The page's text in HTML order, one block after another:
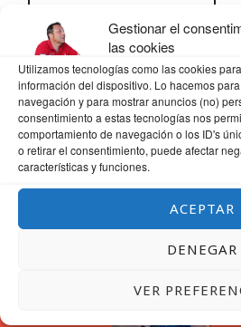
Gestionar el
las cookies
Utilizamos tecnologías como las cookies
información del dispositivo. Lo hacemos
navegación y para mostrar anuncios (no)
consentimiento a estas tecnologías nos
comportamiento de navegación o los ID's
o retirar el consentimiento, puede afectar
características y funciones.
ACEPTAR
DENEGAR
VER